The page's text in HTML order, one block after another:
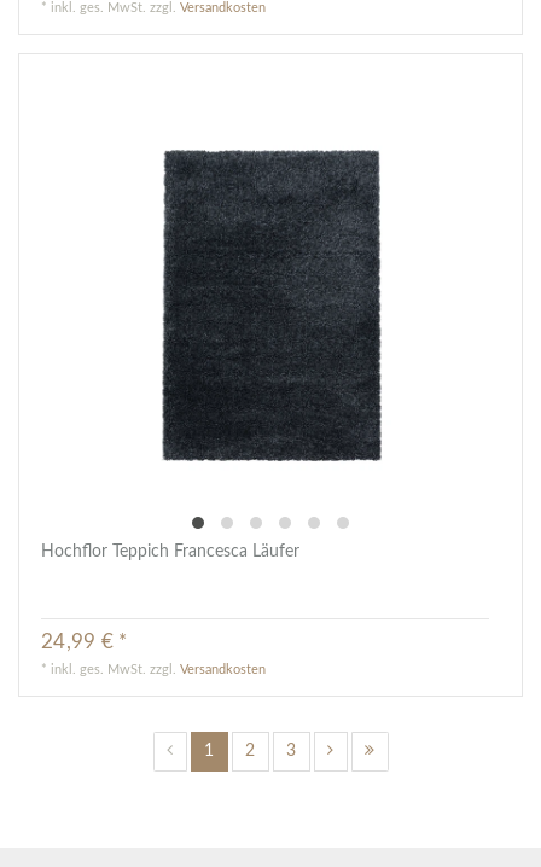
* inkl. ges. MwSt. zzgl.Versandkosten
Hochflor Teppich Francesca Läufer
24,99 € *
* inkl. ges. MwSt. zzgl.Versandkosten
1 2 3